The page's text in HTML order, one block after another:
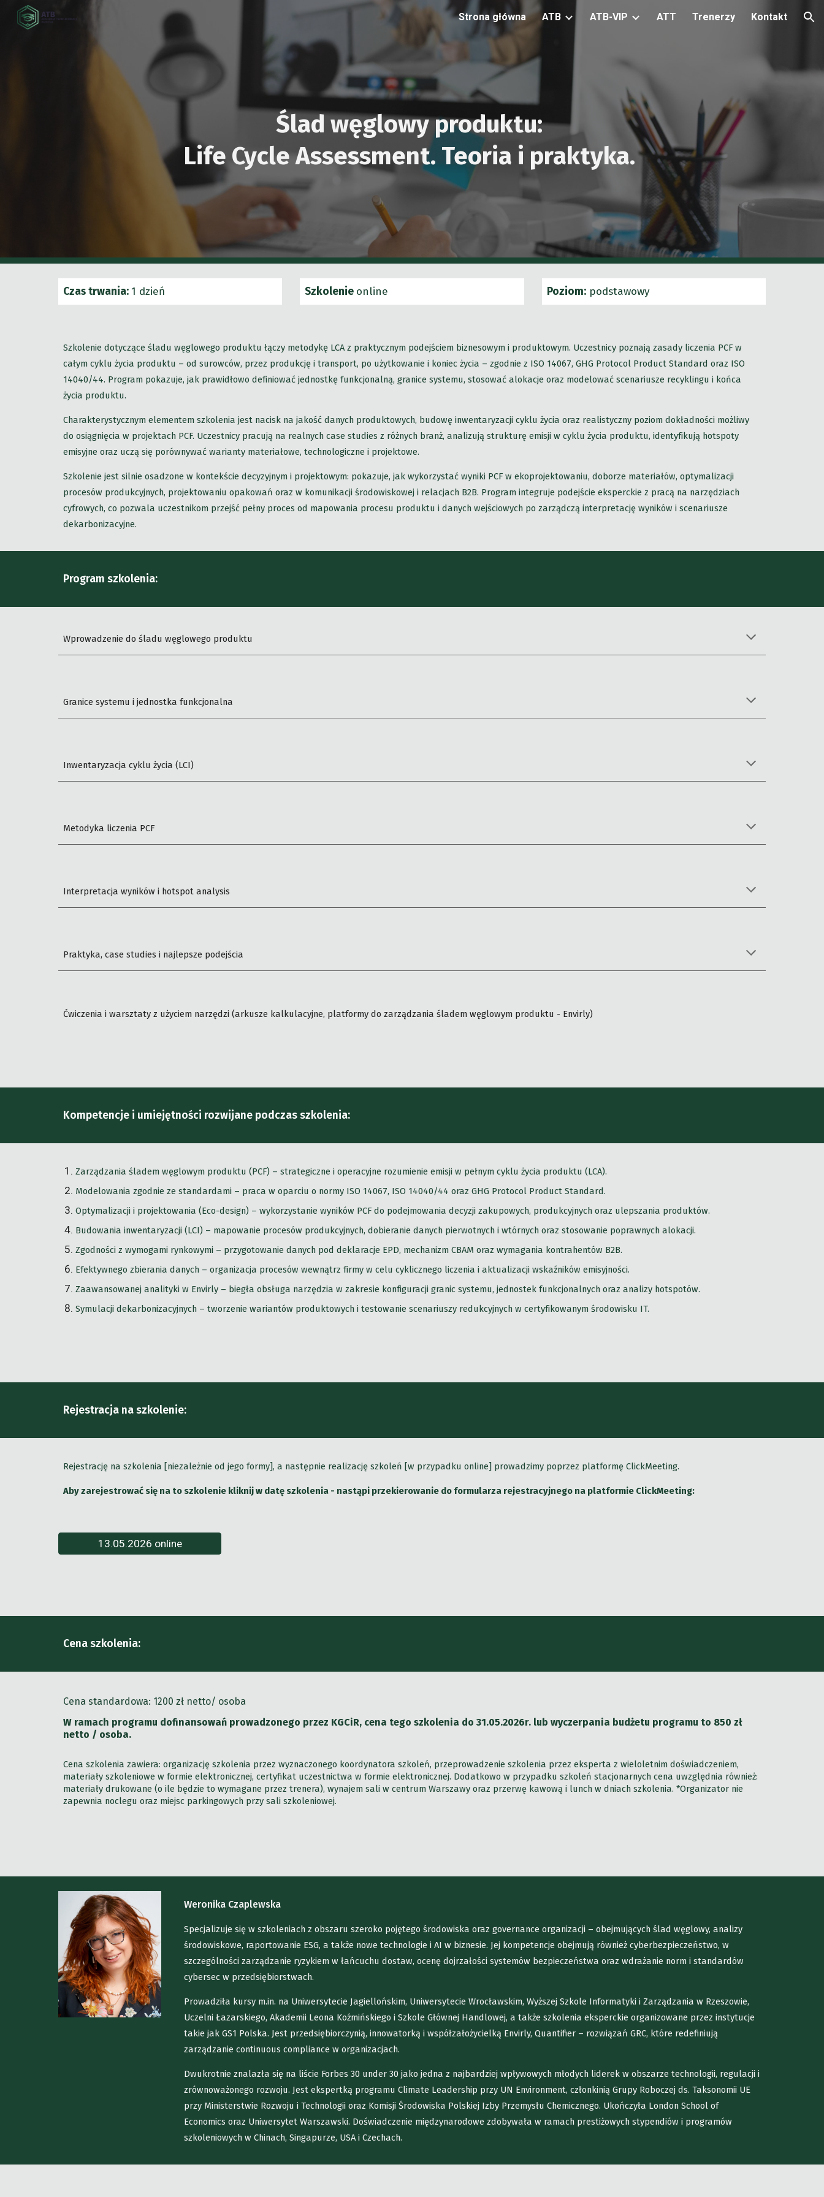
Skip to navigation
Strona główna ATB ATB-VIP ATT Trenerzy Kontakt
Ślad węglowy produktu:
Life Cycle Assessment. Teoria i praktyka.
Czas trwania:1 dzień Szkolenie online Poziom: podstawowy
Szkolenie dotyczące śladu węglowego produktu łączy metodykę LCA z praktycznym podejściem biznesowym i produktowym. Uczestnicy poznają zasady liczenia PCF w
całym cyklu życia produktu – od surowców, przez produkcję i transport, po użytkowanie i koniec życia – zgodnie z ISO 14067, GHG Protocol Product Standard oraz ISO
14040/44. Program pokazuje, jak prawidłowo definiować jednostkę funkcjonalną, granice systemu, stosować alokacje oraz modelować scenariusze recyklingu i końca
życia produktu.
Charakterystycznym elementem szkolenia jest nacisk na jakość danych produktowych, budowę inwentaryzacji cyklu życia oraz realistyczny poziom dokładności możliwy
do osiągnięcia w projektach PCF. Uczestnicy pracują na realnych case studies z różnych branż, analizują strukturę emisji w cyklu życia produktu, identyfikują hotspoty
emisyjne oraz uczą się porównywać warianty materiałowe, technologiczne i projektowe.
Szkolenie jest silnie osadzone w kontekście decyzyjnym i projektowym: pokazuje, jak wykorzystać wyniki PCF w ekoprojektowaniu, doborze materiałów, optymalizacji
procesów produkcyjnych, projektowaniu opakowań oraz w komunikacji środowiskowej i relacjach B2B. Program integruje podejście eksperckie z pracą na narzędziach
cyfrowych, co pozwala uczestnikom przejść pełny proces od mapowania procesu produktu i danych wejściowych po zarządczą interpretację wyników i scenariusze
dekarbonizacyjne.
Program szkolenia:
Wprowadzenie do śladu węglowego produktu
Granice systemu i jednostka funkcjonalna
Inwentaryzacja cyklu życia (LCI)
Metodyka liczenia PCF
Interpretacja wyników i hotspot analysis
Praktyka, case studies i najlepsze podejścia
Ćwiczenia i warsztaty z użyciem narzędzi (arkusze kalkulacyjne, platformy do zarządzania śladem węglowym produktu - Envirly)
Kompetencje i umiejętności rozwijane podczas szkolenia:
Zarządzania śladem węglowym produktu (PCF) – strategiczne i operacyjne rozumienie emisji w pełnym cyklu życia produktu (LCA).
Modelowania zgodnie ze standardami – praca w oparciu o normy ISO 14067, ISO 14040/44 oraz GHG Protocol Product Standard.
Optymalizacji i projektowania (Eco-design) – wykorzystanie wyników PCF do podejmowania decyzji zakupowych, produkcyjnych oraz ulepszania produktów.
Budowania inwentaryzacji (LCI) – mapowanie procesów produkcyjnych, dobieranie danych pierwotnych i wtórnych oraz stosowanie poprawnych alokacji.
Zgodności z wymogami rynkowymi – przygotowanie danych pod deklaracje EPD, mechanizm CBAM oraz wymagania kontrahentów B2B.
Efektywnego zbierania danych – organizacja procesów wewnątrz firmy w celu cyklicznego liczenia i aktualizacji wskaźników emisyjności.
Zaawansowanej analityki w Envirly – biegła obsługa narzędzia w zakresie konfiguracji granic systemu, jednostek funkcjonalnych oraz analizy hotspotów.
Symulacji dekarbonizacyjnych – tworzenie wariantów produktowych i testowanie scenariuszy redukcyjnych w certyfikowanym środowisku IT.
Rejestracja na szkolenie:
Rejestrację na szkolenia [niezależnie od jego formy], a następnie realizację szkoleń [w przypadku online] prowadzimy poprzez platformę ClickMeeting.
Aby zarejestrować się na to szkolenie kliknij w datę szkolenia - nastąpi przekierowanie do formularza rejestracyjnego na platformie ClickMeeting:
13.05.2026 online
Cena szkolenia:
Cena standardowa: 1200 zł netto/ osoba
W ramach programu dofinansowań prowadzonego przez KGCiR, cena tego szkolenia do 31.05.2026r. lub wyczerpania budżetu programu to 850 zł
netto / osoba.
Cena szkolenia zawiera: organizację szkolenia przez wyznaczonego koordynatora szkoleń, przeprowadzenie szkolenia przez eksperta z wieloletnim doświadczeniem,
materiały szkoleniowe w formie elektronicznej, certyfikat uczestnictwa w formie elektronicznej. Dodatkowo w przypadku szkoleń stacjonarnych cena uwzględnia również:
materiały drukowane (o ile będzie to wymagane przez trenera), wynajem sali w centrum Warszawy oraz przerwę kawową i lunch w dniach szkolenia. *Organizator nie
zapewnia noclegu oraz miejsc parkingowych przy sali szkoleniowej.
Weronika Czaplewska
Specjalizuje się w szkoleniach z obszaru szeroko pojętego środowiska oraz governance organizacji – obejmujących ślad węglowy, analizy
środowiskowe, raportowanie ESG, a także nowe technologie i AI w biznesie. Jej kompetencje obejmują również cyberbezpieczeństwo, w
szczególności zarządzanie ryzykiem w łańcuchu dostaw, ocenę dojrzałości systemów bezpieczeństwa oraz wdrażanie norm i standardów
cybersec w przedsiębiorstwach.
Prowadziła kursy m.in. na Uniwersytecie Jagiellońskim, Uniwersytecie Wrocławskim, Wyższej Szkole Informatyki i Zarządzania w Rzeszowie,
Uczelni Łazarskiego, Akademii Leona Koźmińskiego i Szkole Głównej Handlowej, a także szkolenia eksperckie organizowane przez instytucje
takie jak GS1 Polska. Jest przedsiębiorczynią, innowatorką i współzałożycielką Envirly, Quantifier – rozwiązań GRC, które redefiniują
zarządzanie continuous compliance w organizacjach.
Dwukrotnie znalazła się na liście Forbes 30 under 30 jako jedna z najbardziej wpływowych młodych liderek w obszarze technologii, regulacji i
zrównoważonego rozwoju. Jest ekspertką programu Climate Leadership przy UN Environment, członkinią Grupy Roboczej ds. Taksonomii UE
przy Ministerstwie Rozwoju i Technologii oraz Komisji Środowiska Polskiej Izby Przemysłu Chemicznego. Ukończyła London School of
Economics oraz Uniwersytet Warszawski. Doświadczenie międzynarodowe zdobywała w ramach prestiżowych stypendiów i programów
szkoleniowych w Chinach, Singapurze, USA i Czechach.